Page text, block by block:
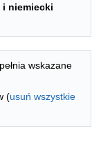
niemiecki
wskazane
(usuń wszystkie